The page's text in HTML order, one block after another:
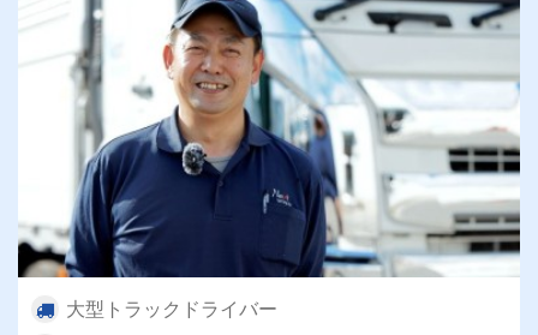
大型トラックドライバー